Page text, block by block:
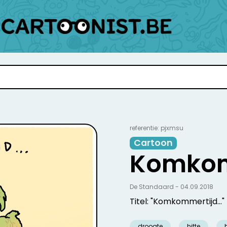
referentie: pjxmsu
Cartoon
Titel: "Komkommertijd..."
De Standaard - 04.09.2018